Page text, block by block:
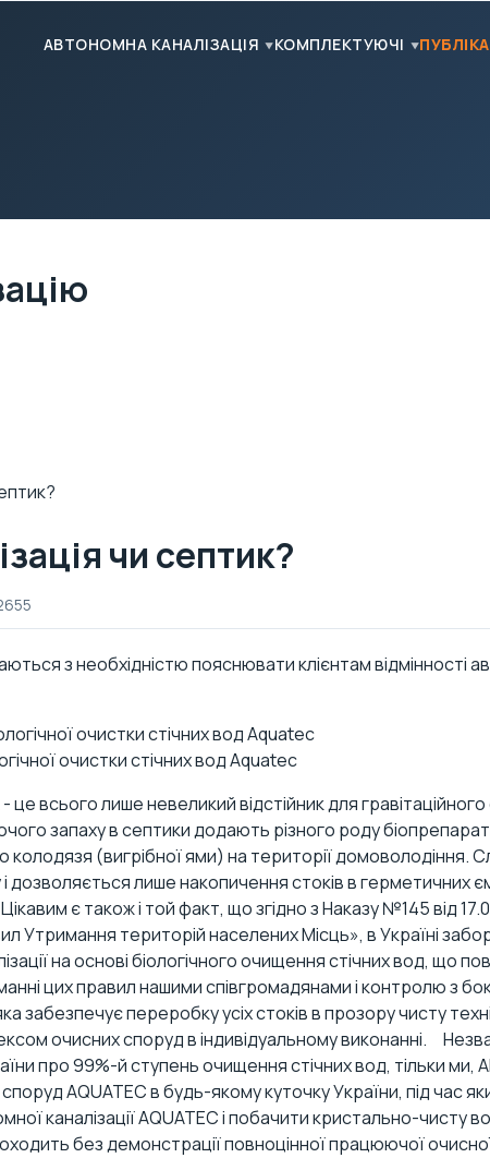
АВТОНОМНА КАНАЛІЗАЦІЯ КОМПЛЕКТУЮЧІ
чи септик?
з необхідністю пояснювати клієнтам відмінності
очистки стічних вод Aquatec
всього лише невеликий відстійник для
запаху в септики додають різного роду
(вигрібної ями) на території домоволодіння.
дозволяється лише накопичення стоків в герметичних
є також і той факт, що згідно зНаказу №145 від
Утримання територій населених Місць», в Україні
на основі біологічного очищення стічних вод, що
цих правил нашими співгромадянами і контролю з
забезпечує переробку усіх стоків в прозору чисту
очисних споруд в індивідуальному виконанні.
про 99%-й ступень очищення стічних вод, тільки
AQUATEC в будь-якому куточку України, під час
каналізації AQUATEC іпобачити кристально-чисту
без демонстрації повноцінної працюючої